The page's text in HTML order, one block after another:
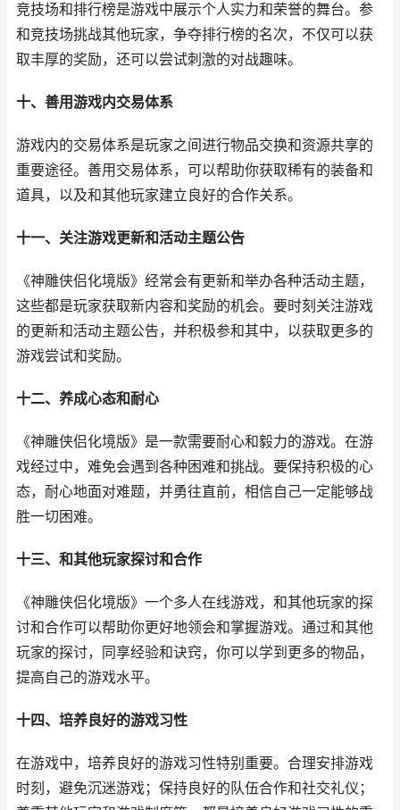
竞技场和排行榜是游戏中展示个人实力和荣誉的舞台。参
和竞技场挑战其他玩家，争夺排行榜的名次，不仅可以获
取丰厚的奖励，还可以尝试刺激的对战趣味。
十、善用游戏内交易体系
游戏内的交易体系是玩家之间进行物品交换和资源共享的
重要途径。善用交易体系，可以帮助你获取稀有的装备和
道具，以及和其他玩家建立良好的合作关系。
十一、关注游戏更新和活动主题公告
《神雕侠侣化境版》经常会有更新和举办各种活动主题，
这些都是玩家获取新内容和奖励的机会。要时刻关注游戏
的更新和活动主题公告，并积极参和其中，以获取更多的
游戏尝试和奖励。
十二、养成心态和耐心
《神雕侠侣化境版》是一款需要耐心和毅力的游戏。在游
戏经过中，难免会遇到各种困难和挑战。要保持积极的心
态，耐心地面对难题，并勇往直前，相信自己一定能够战
胜一切困难。
十三、和其他玩家探讨和合作
《神雕侠侣化境版》一个多人在线游戏，和其他玩家的探
讨和合作可以帮助你更好地领会和掌握游戏。通过和其他
玩家的探讨，同享经验和诀窍，你可以学到更多的物品，
提高自己的游戏水平。
十四、培养良好的游戏习性
在游戏中，培养良好的游戏习性特别重要。合理安排游戏
时刻，避免沉迷游戏；保持良好的队伍合作和社交礼仪；